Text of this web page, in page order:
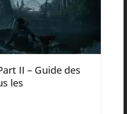
II – Guide des
les